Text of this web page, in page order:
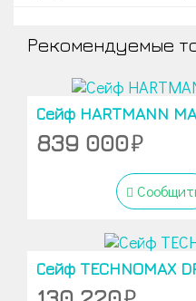
Рекомендуемые
Сейф HARTMANN
839 000
Сейф TECHNOMAX